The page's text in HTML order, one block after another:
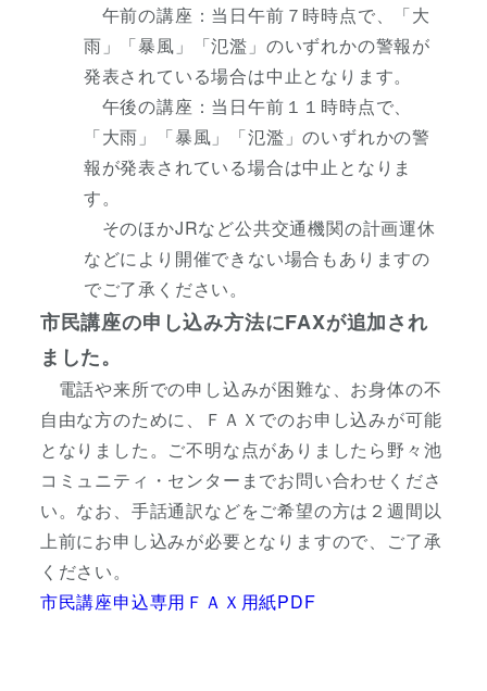
午前の講座：当日午前７時時点で、「大
雨」「暴風」「氾濫」のいずれかの警報が
発表されている場合は中止となります。
午後の講座：当日午前１１時時点で、
「大雨」「暴風」「氾濫」のいずれかの警
報が発表されている場合は中止となりま
す。
そのほかJRなど公共交通機関の計画運休
などにより開催できない場合もありますの
でご了承ください。
市民講座の申し込み方法にFAXが追加され
ました。
電話や来所での申し込みが困難な、お身体の不
自由な方のために、ＦＡＸでのお申し込みが可能
となりました。ご不明な点がありましたら野々池
コミュニティ・センターまでお問い合わせくださ
い。なお、手話通訳などをご希望の方は２週間以
上前にお申し込みが必要となりますので、ご了承
ください。
市民講座申込専用ＦＡＸ用紙PDF